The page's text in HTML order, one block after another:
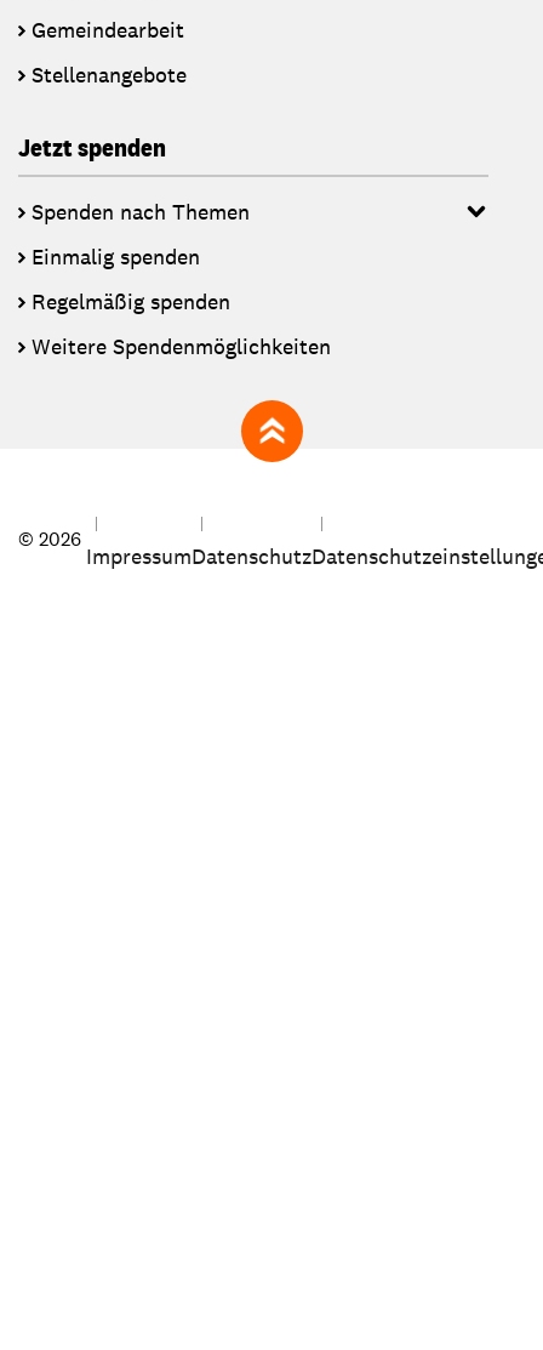
Gemeindearbeit
Stellenangebote
Jetzt spenden
Spenden nach Themen
Einmalig spenden
Regelmäßig spenden
Weitere Spendenmöglichkeiten
zum Seitenanfang
© 2026
ImpressumDatenschutz